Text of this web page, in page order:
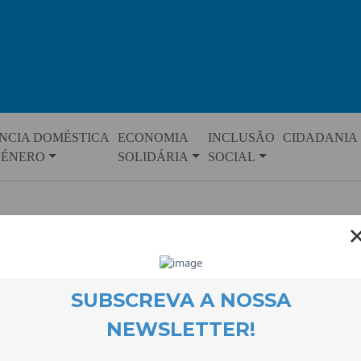
DOMÉSTICA
ECONOMIA
SOLIDÁRIA
INCLUSÃO
SOCIAL
CIDADANIA